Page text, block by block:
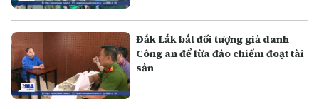
Đắk Lắk bắt đối tượng giả danh
Công an để lừa đảo chiếm đoạt tài
sản